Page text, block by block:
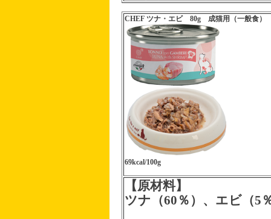
CHEF ツナ・エビ 80g 成猫用（一般食）
69kcal/100g
【原材料】
ツナ（60％）、エビ（5